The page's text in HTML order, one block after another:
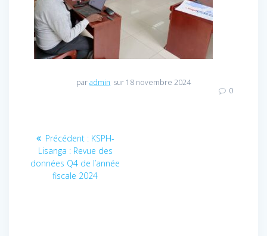
paradmin sur 18 novembre 2024
0
Navigation
l’article
Précédent : Article
précédent
KSPH-
Lisanga : Revue des
données Q4 de l’année
fiscale 2024